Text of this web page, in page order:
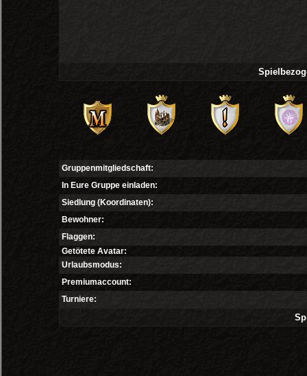
Gruppenmitgliedschaft:
In Eure Gruppe einladen:
Siedlung (Koordinaten):
Bewohner:
Flaggen:
Getötete Avatar:
Urlaubsmodus:
Premiumaccount:
Turniere: